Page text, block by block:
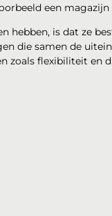
een magazijn
hebben, is dat ze
die samen de
zoals flexibiliteit en